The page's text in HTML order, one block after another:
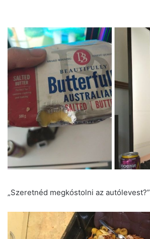
„Szeretnéd megkóstolni az autólevest?”